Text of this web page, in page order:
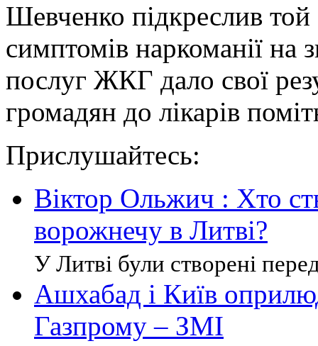
Шевченко підкреслив
симптомів наркоманії на
послуг ЖКГ дало свої
громадян до лікарів
Прислушайтесь:
Віктор Ольжич : Хто
ворожнечу в Литві?
У Литві були створені
Ашхабад і Київ
Газпрому – ЗМІ